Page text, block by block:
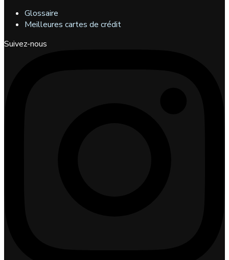
Glossaire
Meilleures cartes de crédit
Suivez-nous